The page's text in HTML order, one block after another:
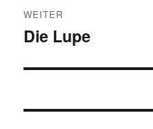
WEITER
Nächster
Die Lupe